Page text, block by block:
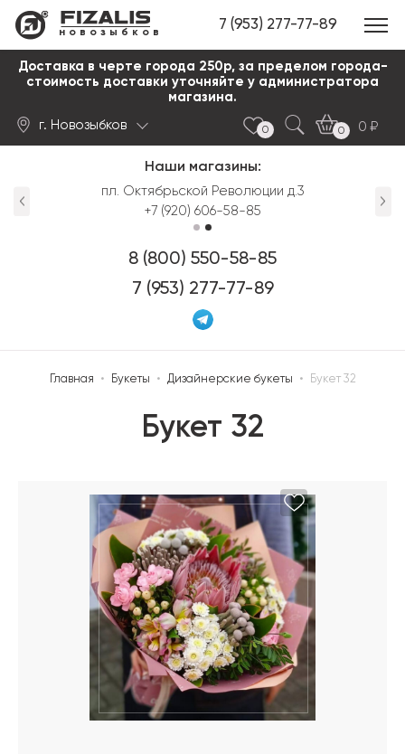
новозыбков 7 (953) 277-77-89
Доставка в черте города 250р, за пределом города-
стоимость доставки уточняйте у администратора
магазина.
г. Новозыбков 0 0
0
Наши магазины:
пл. Октябрьской Революции д.3
+7 (920) 606-58-85
8 (800) 550-58-85
7 (953) 277-77-89
Главная • Букеты • Дизайнерские букеты • Букет 32
Букет 32